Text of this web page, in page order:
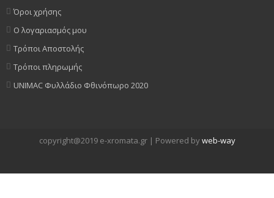
Όροι χρήσης
Ο λογαριασμός μου
Τρόποι Αποστολής
Τρόποι πληρωμής
UNIMAC Φυλλάδιο Φθινόπωρο 2020
copyright@2019 e-xromata.gr | Powered byweb-way